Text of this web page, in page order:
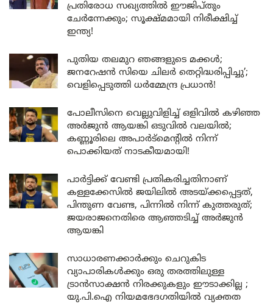
പ്രതിരോധ സഖ്യത്തിൽ ഈജിപ്തും
ചേർന്നേക്കും; സൂക്ഷ്മമായി നിരീക്ഷിച്ച്
ഇന്ത്യ!
പുതിയ തലമുറ ഞങ്ങളുടെ മക്കൾ;
ജനറേഷൻ സിയെ ചിലർ തെറ്റിദ്ധരിപ്പിച്ചു’;
വെളിപ്പെടുത്തി ധർമ്മേന്ദ്ര പ്രധാൻ!
പോലീസിനെ വെല്ലുവിളിച്ച് ഒളിവിൽ കഴിഞ്ഞ
അർജുൻ ആയങ്കി ഒടുവിൽ വലയിൽ;
കണ്ണൂരിലെ അപാർട്മെന്റിൽ നിന്ന്
പൊക്കിയത് നാടകീയമായി!
പാർട്ടിക്ക് വേണ്ടി പ്രതികരിച്ചതിനാണ്
കള്ളക്കേസിൽ ജയിലിൽ അടയ്ക്കപ്പെട്ടത്,
പിന്തുണ വേണ്ട, പിന്നിൽ നിന്ന് കുത്തരുത്;
ജയരാജനെതിരെ ആഞ്ഞടിച്ച് അർജുൻ
ആയങ്കി
സാധാരണക്കാർക്കും ചെറുകിട
വ്യാപാരികൾക്കും ഒരു തരത്തിലുള്ള
ട്രാൻസാക്ഷൻ നിരക്കുകളും ഈടാക്കില്ല ;
യു.പി.ഐ നിയമഭേദഗതിയിൽ വ്യക്തത